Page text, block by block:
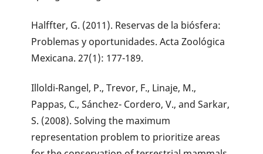
Halffter, G. (2011). Reservas de la biósfera:
Problemas y oportunidades. Acta Zoológica
Mexicana. 27(1): 177-189.
Illoldi-Rangel, P., Trevor, F., Linaje, M.,
Pappas, C., Sánchez- Cordero, V., and Sarkar,
S. (2008). Solving the maximum
representation problem to prioritize areas